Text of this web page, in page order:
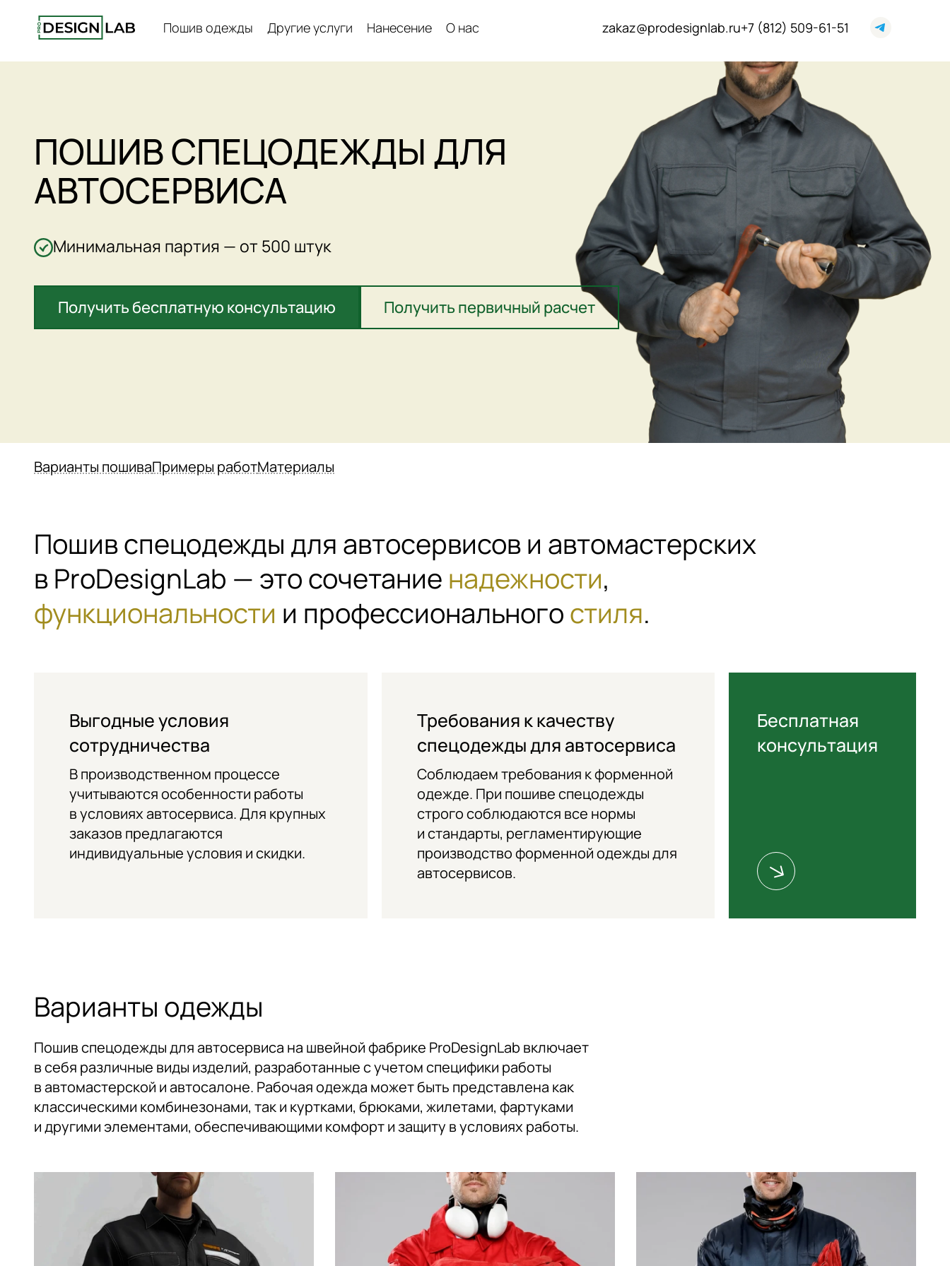
Пошив одежды Другие услуги Нанесение О нас zakaz@prodesignlab.ru+7 (812) 509-61-51
ПОШИВ СПЕЦОДЕЖДЫ ДЛЯ
АВТОСЕРВИСА
Минимальная партия — от 500 штук
Получить бесплатную консультацию Получить первичный расчет
Варианты пошиваПримеры работМатериалы
Пошив спецодежды для автосервисов и автомастерских
в ProDesignLab — это сочетание надежности,
функциональности и профессиональногостиля.
Выгодные условия
сотрудничества
В производственном процессе
учитываются особенности работы
в условиях автосервиса. Для крупных
заказов предлагаются
индивидуальные условия и скидки.
Требования к качеству
спецодежды для автосервиса
Соблюдаем требования к форменной
одежде. При пошиве спецодежды
строго соблюдаются все нормы
и стандарты, регламентирующие
производство форменной одежды для
автосервисов.
Бесплатная
консультация
Варианты одежды
Пошив спецодежды для автосервиса на швейной фабрике ProDesignLab включает
в себя различные виды изделий, разработанные с учетом специфики работы
в автомастерской и автосалоне. Рабочая одежда может быть представлена как
классическими комбинезонами, так и куртками, брюками, жилетами, фартуками
и другими элементами, обеспечивающими комфорт и защиту в условиях работы.